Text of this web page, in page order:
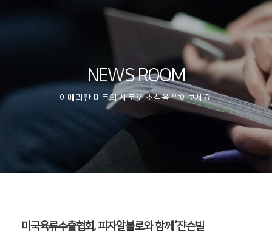
NEWS ROOM
아메리칸 미트의 새로운 소식을 알아보세요!
미국육류수출협회, 피자알볼로와 함께 ’쟌슨빌